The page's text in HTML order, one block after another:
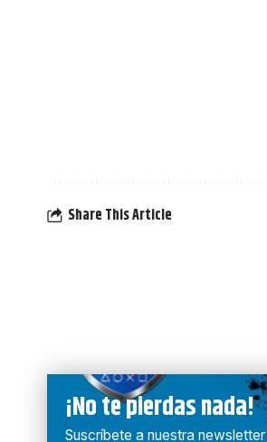
Share This Article
¡No te pierdas nada!
Suscríbete a nuestra